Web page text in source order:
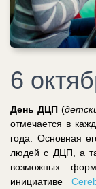
6
День ДЦП(
отмечается в
года. Основная
людей с ДЦП, а
возможных
инициативе